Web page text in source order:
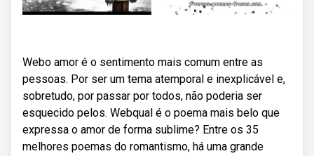
Webo amor é o sentimento mais comum entre as
pessoas. Por ser um tema atemporal e inexplicável e,
sobretudo, por passar por todos, não poderia ser
esquecido pelos. Webqual é o poema mais belo que
expressa o amor de forma sublime? Entre os 35
melhores poemas do romantismo, há uma grande